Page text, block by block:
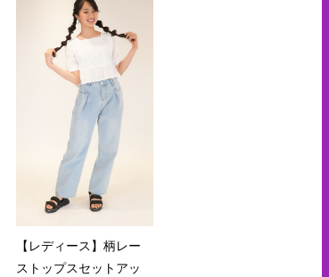
【レディース】柄レー
ストップスセットアッ